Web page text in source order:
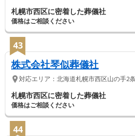
札幌市西区に密着した葬儀社
価格はご相談ください
43
株式会社琴似葬儀社
対応エリア： 北海道札幌市西区山の手2
札幌市西区に密着した葬儀社
価格はご相談ください
44